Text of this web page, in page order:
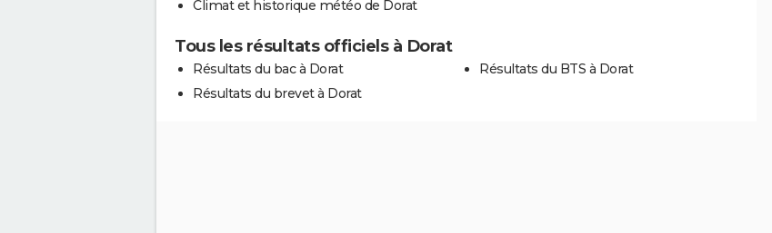
Climat et historique météo de Dorat
Tous les résultats officiels à Dorat
Résultats du bac à Dorat
Résultats du brevet à Dorat
Résultats du BTS à Dorat